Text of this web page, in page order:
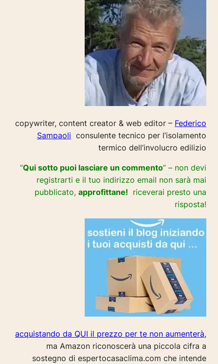
copywriter, content creator & web editor – Federico
Sampaoli consulente tecnico per l’isolamento
termico dell’involucro edilizio
“Qui sotto puoi lasciare un commento” – non devi
registrarti e il tuo indirizzo email non sarà mai
pubblicato, approfittane! riceverai presto una
risposta!
acquistando da QUI il prezzo per te non aumenterà,
ma Amazon riconoscerà una piccola cifra a
sostegno di espertocasaclima.com che intende